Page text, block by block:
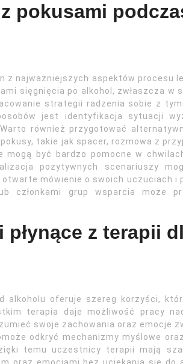
pokusami
z najważniejszych aspektów procesu
sięgnięcia po alkohol, zwłaszcza w
strategii radzenia sobie z
jest identyfikacja sytuacji
również przygotować
takie jak spacer, rozmowa z
mogą być bardzo pomocne w
pozytywnych scenariuszy
mówienie o swoich uczuciach i
członkami grup wsparcia może
z terapii
alkoholu oferuje szereg korzyści,
terapia daje możliwość pracy
swoje zachowania oraz emocje
odkryć mechanizmy myślowe
temu uczestnicy terapii mają